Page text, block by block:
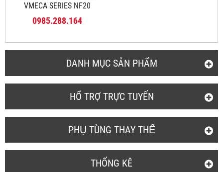
DANH MỤC SẢN PHẨM
HỔ TRỢ TRỰC TUYẾN
PHỤ TÙNG THAY THẾ
THỐNG KÊ
VMECA SERIES NF20
0985.288.164